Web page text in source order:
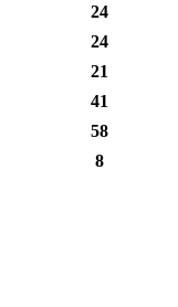
24
24
21
41
58
8